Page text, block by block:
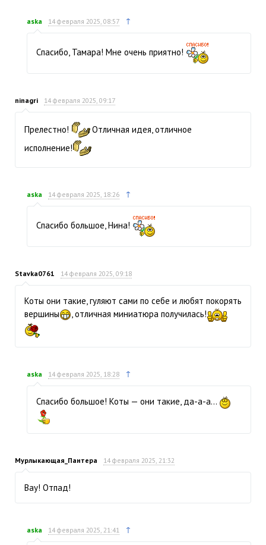
aska 14 февраля 2025, 08:57 ↑
Спасибо, Тамара! Мне очень приятно!
ninagri 14 февраля 2025, 09:17
Прелестно!
Отличная идея, отличное
исполнение!
aska 14 февраля 2025, 18:26 ↑
Спасибо большое, Нина!
Stavka0761 14 февраля 2025, 09:18
Коты они такие, гуляют сами по себе и любят покорять
вершины
, отличная миниатюра получилась!
aska 14 февраля 2025, 18:28 ↑
Спасибо большое! Коты — они такие, да-а-а…
Мурлыкающая_Пантера 14 февраля 2025, 21:32
Вау! Отпад!
aska 14 февраля 2025, 21:41 ↑